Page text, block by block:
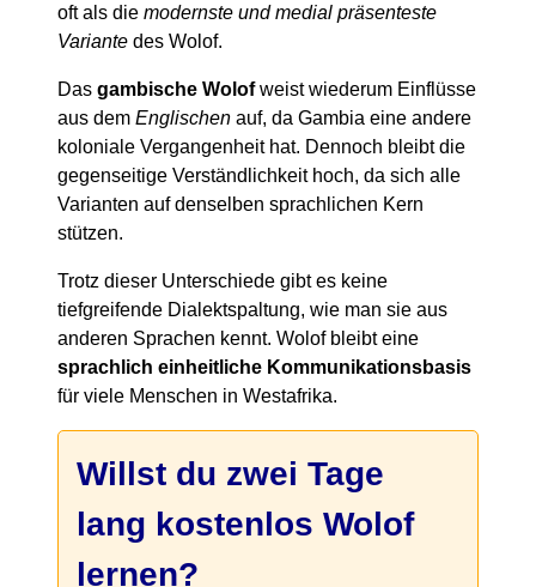
oft als die modernste und medial präsenteste
Variante des Wolof.
Das gambische Wolofweist wiederum Einflüsse
aus dem Englischen auf, da Gambia eine andere
koloniale Vergangenheit hat. Dennoch bleibt die
gegenseitige Verständlichkeit hoch, da sich alle
Varianten auf denselben sprachlichen Kern
stützen.
Trotz dieser Unterschiede gibt es keine
tiefgreifende Dialektspaltung, wie man sie aus
anderen Sprachen kennt. Wolof bleibt eine
sprachlich einheitliche Kommunikationsbasis
für viele Menschen in Westafrika.
Willst du zwei Tage
lang kostenlos Wolof
lernen?